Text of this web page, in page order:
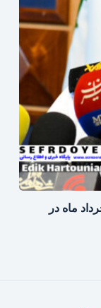
خرداد ماه در